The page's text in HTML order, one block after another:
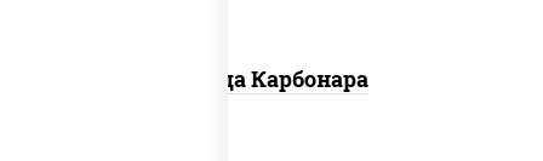
Пицца Карбонара